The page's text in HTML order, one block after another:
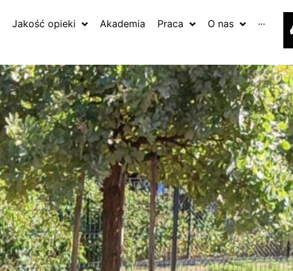
Jakość opieki Akademia Praca O nas ···